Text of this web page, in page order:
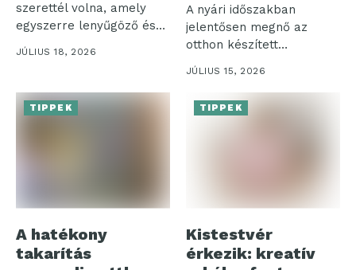
szerettél volna, amely
egyszerre lenyűgöző és
nem...
JÚLIUS 18, 2026
A nyári időszakban
jelentősen megnő az
otthon készített
szénsavas italok iránti
JÚLIUS 15, 2026
TIPPEK
A hatékony
takarítás
TIPPEK
Kistestvér
érkezik: kreatív